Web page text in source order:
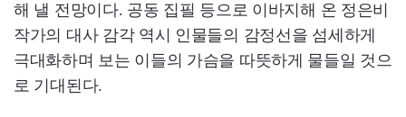
해 낼 전망이다. 공동 집필 등으로 이바지해 온 정은비
작가의 대사 감각 역시 인물들의 감정선을 섬세하게
극대화하며 보는 이들의 가슴을 따뜻하게 물들일 것으
로 기대된다.